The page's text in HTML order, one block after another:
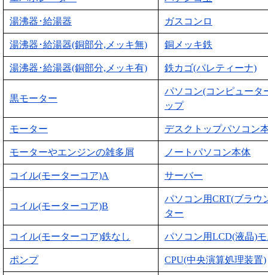
湯沸器･給湯器 ガスコンロ
湯沸器･給湯器(銅部分,メッキ無) 銅メッキ鉄
湯沸器･給湯器(銅部分,メッキ有) 鉄カゴ(パレティーナ)
黒モーター
パソコン(コンピュータ
ップ
モーター デスクトップパソコン
モーターやエンジンの雑多屑 ノートパソコン本体
コイル(モーターコア)A サーバー
コイル(モーターコア)B
パソコン用CRT(ブラウ
ター
コイル(モーターコア)鉄なし パソコン用LCD(液晶)
ポンプ CPU(中央演算処理装置)